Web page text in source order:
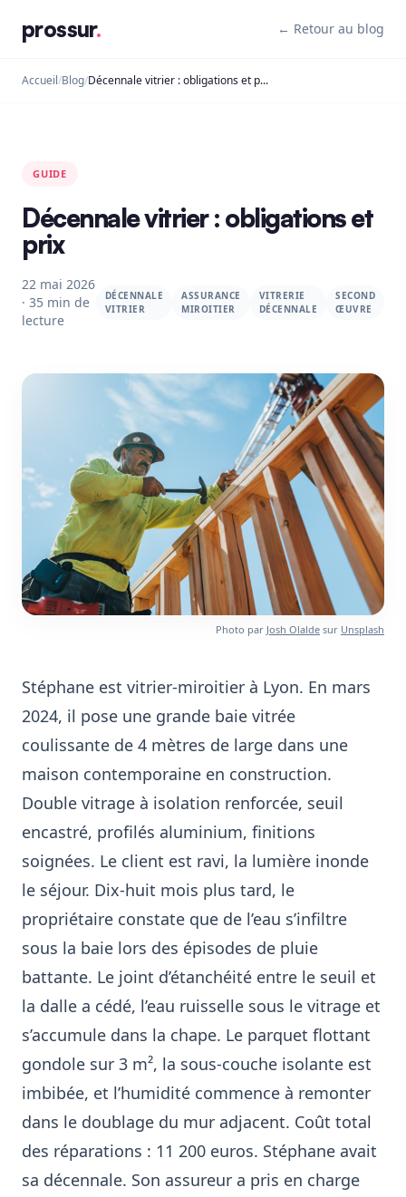
prossur. ← Retour au blog
Accueil /Blog/ Décennale vitrier : obligations et prix
GUIDE
Décennale vitrier : obligations et
prix
22 mai 2026
· 35 min de
lecture
DÉCENNALE
VITRIER
ASSURANCE
MIROITIER
VITRERIE
DÉCENNALE
SECOND
ŒUVRE
Photo par Josh Olalde sur Unsplash
Stéphane est vitrier-miroitier à Lyon. En mars
2024, il pose une grande baie vitrée
coulissante de 4 mètres de large dans une
maison contemporaine en construction.
Double vitrage à isolation renforcée, seuil
encastré, profilés aluminium, finitions
soignées. Le client est ravi, la lumière inonde
le séjour. Dix-huit mois plus tard, le
propriétaire constate que de l’eau s’infiltre
sous la baie lors des épisodes de pluie
battante. Le joint d’étanchéité entre le seuil et
la dalle a cédé, l’eau ruisselle sous le vitrage et
s’accumule dans la chape. Le parquet flottant
gondole sur 3 m², la sous-couche isolante est
imbibée, et l’humidité commence à remonter
dans le doublage du mur adjacent. Coût total
des réparations : 11 200 euros. Stéphane avait
sa décennale. Son assureur a pris en charge